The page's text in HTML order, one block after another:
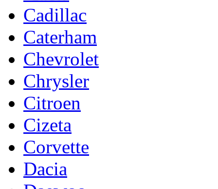
Cadillac
Caterham
Chevrolet
Chrysler
Citroen
Cizeta
Corvette
Dacia